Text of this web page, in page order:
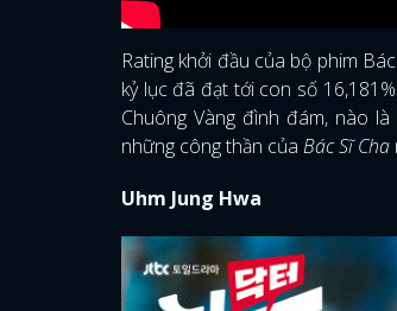
Rating khởi đầu của bộ phim
kỷ lục đã đạt tới con số
Chuông Vàng đình đám, nào
những công thần của Bác Sĩ Cha
Uhm Jung Hwa